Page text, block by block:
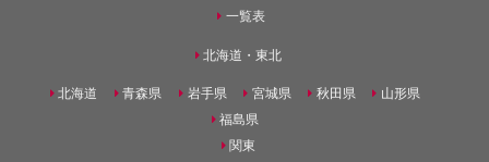
一覧表
北海道・東北
北海道 青森県 岩手県 宮城県 秋田県
山形県
福島県
関東